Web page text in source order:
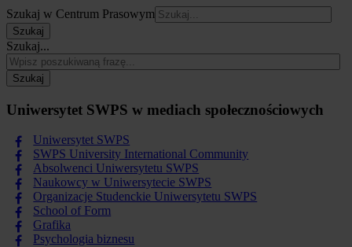
Szukaj w Centrum Prasowym
Szukaj
Szukaj...
Szukaj
Uniwersytet SWPS w mediach społecznościowych
Uniwersytet SWPS
SWPS University International Community
Absolwenci Uniwersytetu SWPS
Naukowcy w Uniwersytecie SWPS
Organizacje Studenckie Uniwersytetu SWPS
School of Form
Grafika
Psychologia biznesu